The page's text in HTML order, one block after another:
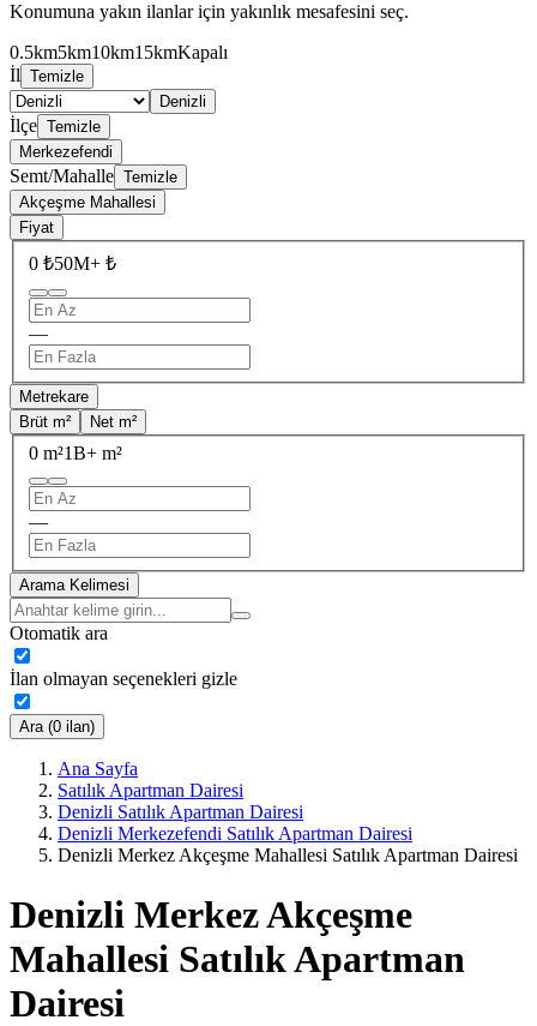
Konumuna yakın ilanlar için yakınlık mesafesini seç.
0.5km5km10km15kmKapalı
İl Temizle
Denizli
İlçe Temizle
Merkezefendi
Semt/Mahalle Temizle
Akçeşme Mahallesi
Fiyat
0 ₺50M+ ₺
—
Metrekare
Brüt m²
Net m²
0 m²1B+ m²
—
Arama Kelimesi
Otomatik ara
İlan olmayan seçenekleri gizle
Ara (0 ilan)
Ana Sayfa
Satılık Apartman Dairesi
Denizli Satılık Apartman Dairesi
Denizli Merkezefendi Satılık Apartman Dairesi
Denizli Merkez Akçeşme Mahallesi Satılık Apartman Dairesi
Denizli Merkez Akçeşme
Mahallesi Satılık Apartman
Dairesi